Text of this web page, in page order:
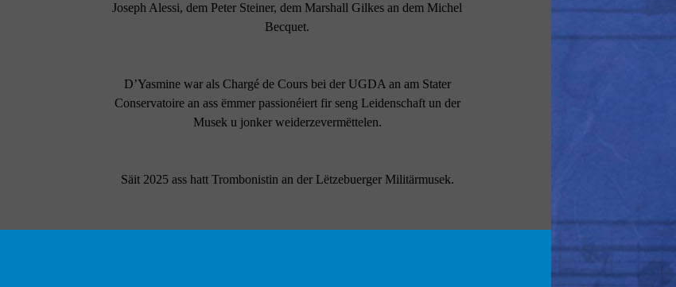
Joseph Alessi, dem Peter Steiner, dem Marshall Gilkes an dem Michel
Becquet.
D’Yasmine war als Chargé de Cours bei der UGDA an am Stater
Conservatoire an ass ëmmer passionéiert fir seng Leidenschaft un der
Musek u jonker weiderzevermëttelen.
Säit 2025 ass hatt Trombonistin an der Lëtzebuerger Militärmusek.